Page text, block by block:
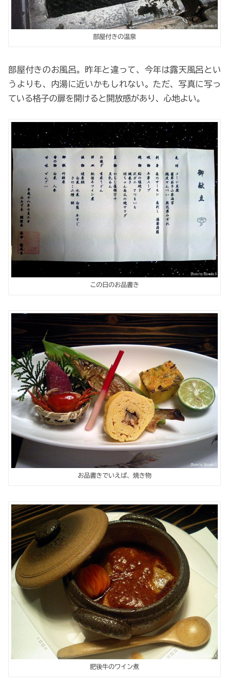
部屋付きの温泉
部屋付きのお風呂。昨年と違って、今年は露天風呂とい
うよりも、内湯に近いかもしれない。ただ、写真に写っ
ている格子の扉を開けると開放感があり、心地よい。
この日のお品書き
お品書きでいえば、焼き物
肥後牛のワイン煮